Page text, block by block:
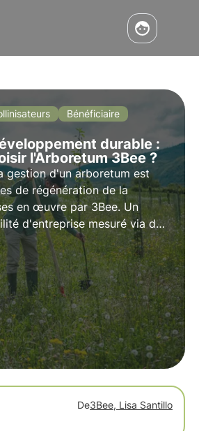
Bénéficiaire
durable :
l'Arboretum 3Bee ?
gestion d'un arboretum est
de régénération de la
en œuvre par 3Bee. Un
d'entreprise mesuré via des
pour une approche
le risque de
en savoir plus, consultez
De3Bee, Lisa Santillo